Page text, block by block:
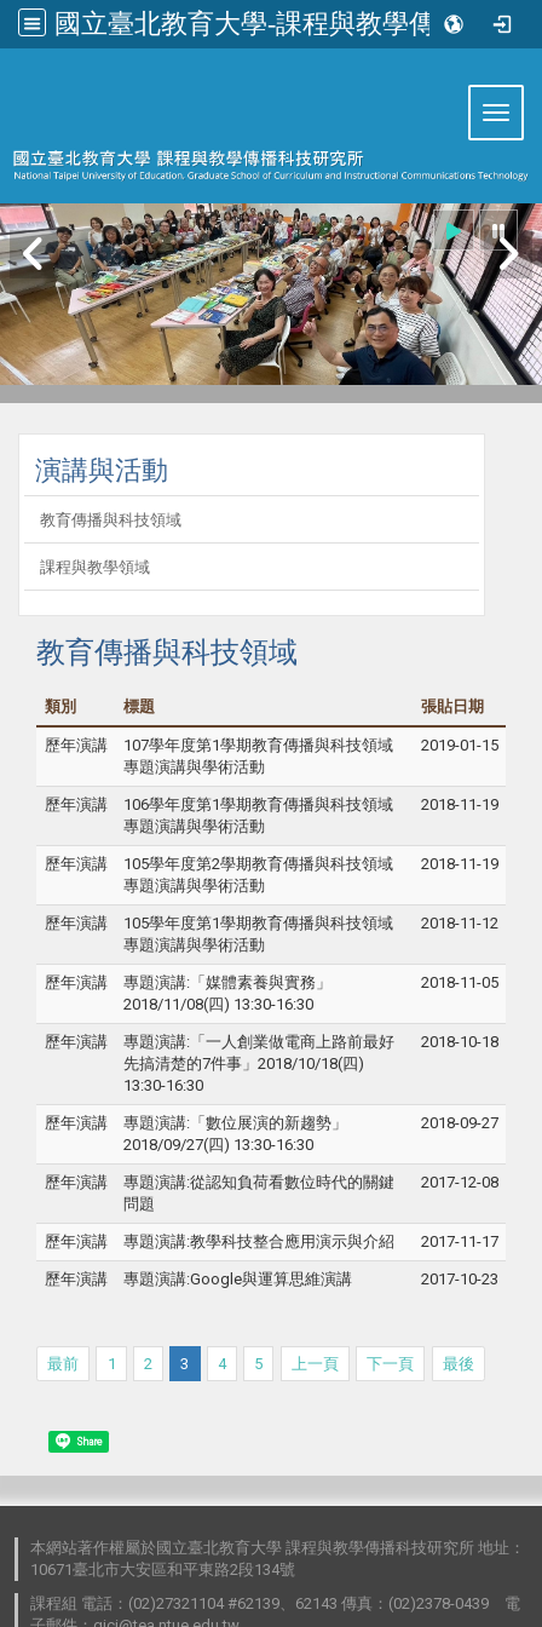
國立臺北教育大學-課程與教學傳播科技研究所
演講與活動
教育傳播與科技領域
課程與教學領域
教育傳播與科技領域
類別 標題 張貼日期
歷年演講
107學年度第1學期教育傳播與科技領域
專題演講與學術活動
2019-01-15
歷年演講
106學年度第1學期教育傳播與科技領域
專題演講與學術活動
2018-11-19
歷年演講
105學年度第2學期教育傳播與科技領域
專題演講與學術活動
2018-11-19
歷年演講
105學年度第1學期教育傳播與科技領域
專題演講與學術活動
2018-11-12
歷年演講
專題演講:「媒體素養與實務」
2018/11/08(四) 13:30-16:30
2018-11-05
歷年演講
專題演講:「一人創業做電商上路前最好
先搞清楚的7件事」2018/10/18(四)
13:30-16:30
2018-10-18
歷年演講
專題演講:「數位展演的新趨勢」
2018/09/27(四) 13:30-16:30
2018-09-27
歷年演講
專題演講:從認知負荷看數位時代的關鍵
問題
2017-12-08
歷年演講 專題演講:教學科技整合應用演示與介紹 2017-11-17
歷年演講 專題演講:Google與運算思維演講 2017-10-23
最前 1 2 3 4 5 上一頁 下一頁 最後
Share
本網站著作權屬於國立臺北教育大學 課程與教學傳播科技研究所 地址：
10671臺北市大安區和平東路2段134號
課程組 電話：(02)27321104 #62139、62143 傳真：(02)2378-0439 電